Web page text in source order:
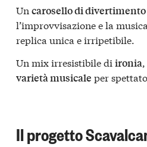
Un carosello di divertimento
l’improvvisazione e la
replica unica e irripetibile.
Un mix irresistibile di ironia,
varietà musicale per
Il progetto